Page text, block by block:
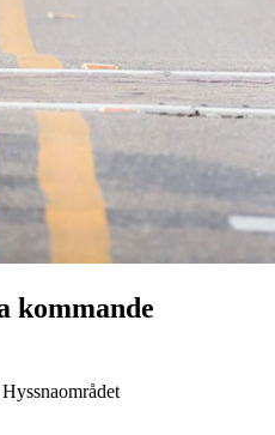
kommande